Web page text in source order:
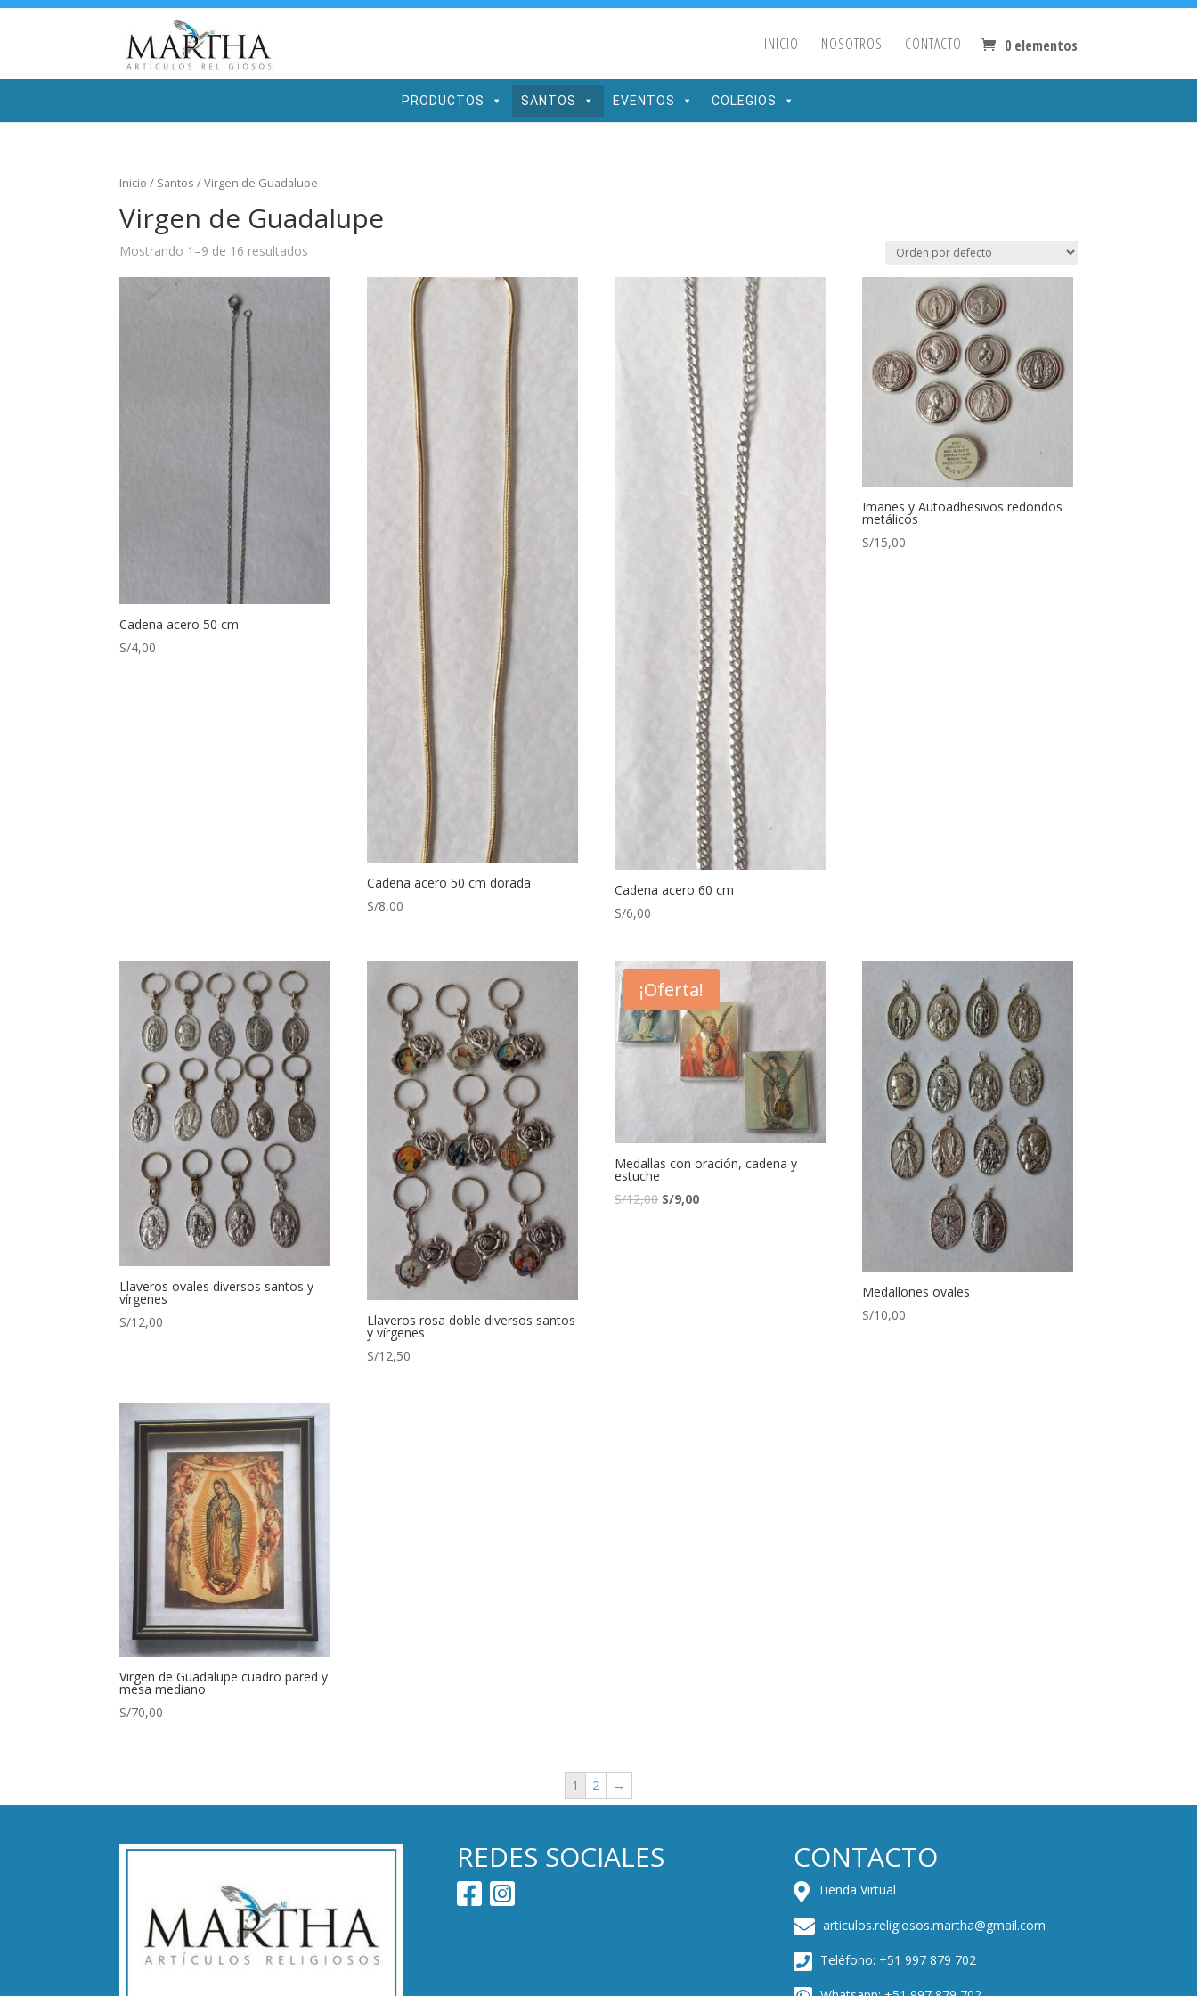
INICIO NOSOTROS CONTACTO 0 elementos
PRODUCTOS SANTOS EVENTOS COLEGIOS
Inicio / Santos / Virgen de Guadalupe
Virgen de Guadalupe
Mostrando 1–9 de 16 resultados
Cadena acero 50 cm
S/4,00
Cadena acero 50 cm dorada
S/8,00
Cadena acero 60 cm
S/6,00
Imanes y Autoadhesivos redondos
metálicos
S/15,00
Llaveros ovales diversos santos y
vírgenes
S/12,00 Llaveros rosa doble diversos santos
y vírgenes
S/12,50
¡Oferta!
Medallas con oración, cadena y
estuche
S/12,00 S/9,00
Medallones ovales
S/10,00
Virgen de Guadalupe cuadro pared y
mesa mediano
S/70,00
1 2 →
REDES SOCIALES CONTACTO
Tienda Virtual
articulos.religiosos.martha@gmail.com
Teléfono: +51 997 879 702